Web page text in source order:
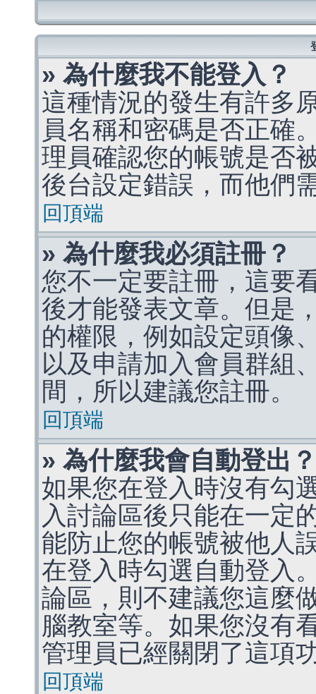
» 為什麼我不能登入？
這種情況的發生有許多
員名稱和密碼是否正確
理員確認您的帳號是否
後台設定錯誤，而他們
回頂端
» 為什麼我必須註冊？
您不一定要註冊，這要
後才能發表文章。但是
的權限，例如設定頭像
以及申請加入會員群組
間，所以建議您註冊。
回頂端
» 為什麼我會自動登出？
如果您在登入時沒有勾
入討論區後只能在一定
能防止您的帳號被他人
在登入時勾選自動登入
論區，則不建議您這麼
腦教室等。如果您沒有
管理員已經關閉了這項
回頂端